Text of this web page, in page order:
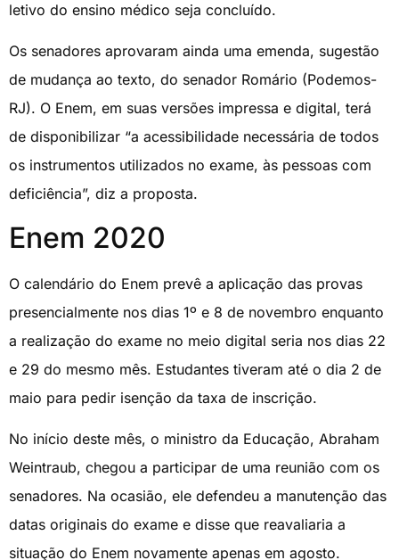
letivo do ensino médico seja concluído.
Os senadores aprovaram ainda uma emenda, sugestão
de mudança ao texto, do senador Romário (Podemos-
RJ). O Enem, em suas versões impressa e digital, terá
de disponibilizar “a acessibilidade necessária de todos
os instrumentos utilizados no exame, às pessoas com
deficiência”, diz a proposta.
Enem 2020
O calendário do Enem prevê a aplicação das provas
presencialmente nos dias 1º e 8 de novembro enquanto
a realização do exame no meio digital seria nos dias 22
e 29 do mesmo mês. Estudantes tiveram até o dia 2 de
maio para pedir isenção da taxa de inscrição.
No início deste mês, o ministro da Educação, Abraham
Weintraub, chegou a participar de uma reunião com os
senadores. Na ocasião, ele defendeu a manutenção das
datas originais do exame e disse que reavaliaria a
situação do Enem novamente apenas em agosto.